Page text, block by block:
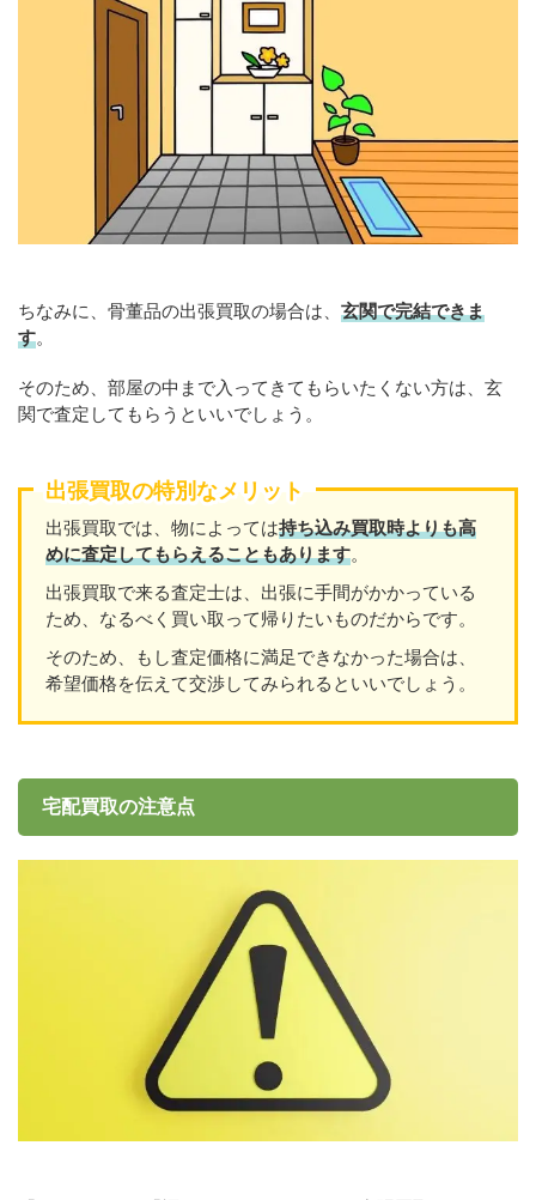
ちなみに、骨董品の出張買取の場合は、 玄関で完結できま
す。
そのため、部屋の中まで入ってきてもらいたくない方は、玄
関で査定してもらうといいでしょう。
出張買取の特別なメリット
出張買取では、物によっては持ち込み買取時よりも高
めに査定してもらえることもあります。
出張買取で来る査定士は、出張に手間がかかっている
ため、なるべく買い取って帰りたいものだからです。
そのため、もし査定価格に満足できなかった場合は、
希望価格を伝えて交渉してみられるといいでしょう。
宅配買取の注意点